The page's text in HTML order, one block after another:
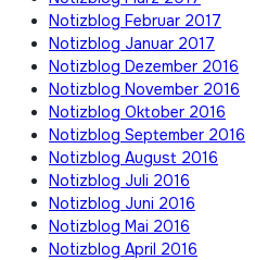
Notizblog Februar 2017
Notizblog Januar 2017
Notizblog Dezember 2016
Notizblog November 2016
Notizblog Oktober 2016
Notizblog September 2016
Notizblog August 2016
Notizblog Juli 2016
Notizblog Juni 2016
Notizblog Mai 2016
Notizblog April 2016